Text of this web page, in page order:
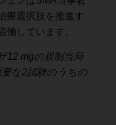
療選択肢を推進す
働しています。
12 mgの規制当局
な2試験のうちの